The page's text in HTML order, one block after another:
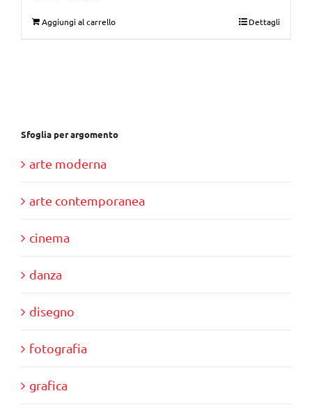
Aggiungi al carrello Dettagli
Sfoglia per argomento
arte moderna
arte contemporanea
cinema
danza
disegno
fotografia
grafica